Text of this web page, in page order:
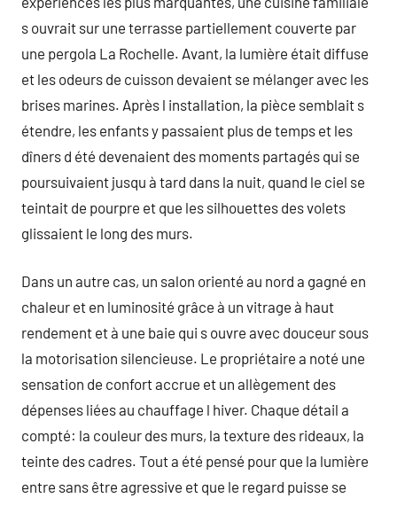
s ouvrait sur une terrasse partiellement couverte par
une pergola La Rochelle. Avant, la lumière était diffuse
et les odeurs de cuisson devaient se mélanger avec les
brises marines. Après l installation, la pièce semblait s
étendre, les enfants y passaient plus de temps et les
dîners d été devenaient des moments partagés qui se
poursuivaient jusqu à tard dans la nuit, quand le ciel se
teintait de pourpre et que les silhouettes des volets
glissaient le long des murs.
Dans un autre cas, un salon orienté au nord a gagné en
chaleur et en luminosité grâce à un vitrage à haut
rendement et à une baie qui s ouvre avec douceur sous
la motorisation silencieuse. Le propriétaire a noté une
sensation de confort accrue et un allègement des
dépenses liées au chauffage l hiver. Chaque détail a
compté: la couleur des murs, la texture des rideaux, la
teinte des cadres. Tout a été pensé pour que la lumière
entre sans être agressive et que le regard puisse se